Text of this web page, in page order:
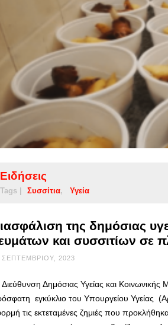
Ειδήσεις
Tags | Συσσίτια Υγεία
της δημόσιας
και συσσιτίων σε
ΣΕΠΤΕΜΒΡΊΟΥ, 2023
Δημόσιας Υγείας και
εγκύκλιο του Υπουργείου
τις εκτεταμένες ζημιές που